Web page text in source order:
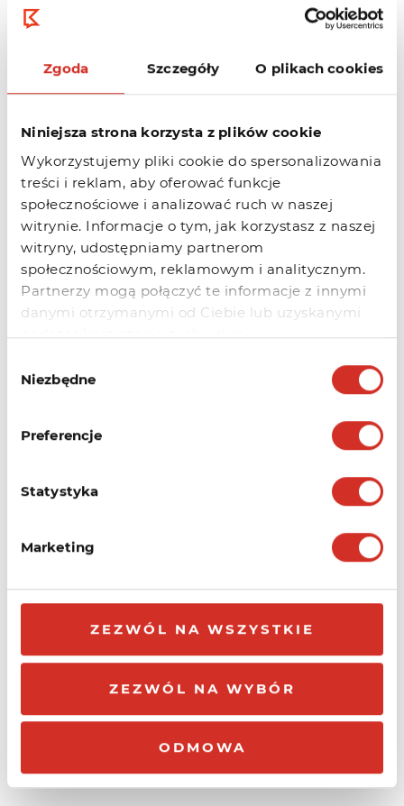
Zgoda Szczegóły O plikach cookies
Niniejsza strona korzysta z plików cookie
Wykorzystujemy pliki cookie do spersonalizowania
treści i reklam, aby oferować funkcje
społecznościowe i analizować ruch w naszej
witrynie. Informacje o tym, jak korzystasz z naszej
witryny, udostępniamy partnerom
społecznościowym, reklamowym i analitycznym.
Partnerzy mogą połączyć te informacje z innymi
danymi otrzymanymi od Ciebie lub uzyskanymi
zgody
Niezbędne
Preferencje
Statystyka
Marketing
ZEZWÓL NA WSZYSTKIE
ZEZWÓL NA WYBÓR
ODMOWA
.com 120.00zł
przedłuża
.net 120.00zł
ważność
domeny o rok
Transfer
przedłuża
Zobacz pełny cennik utrzymania,
rejestracji i transferu domen w
DNS